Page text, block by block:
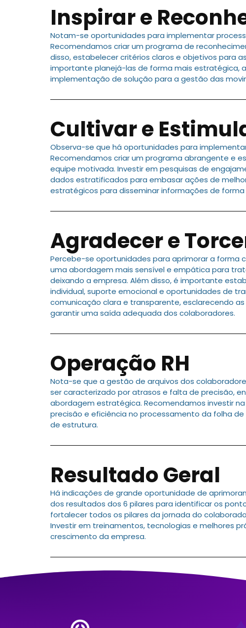
Inspirar e
Notam-se oportunidades para implementar
Recomendamos criar um programa de
disso, estabelecer critérios claros e objetivos para
importante planejá-las de forma mais estratégica,
implementação de solução para a gestão das
Cultivar e
Observa-se que há oportunidades para
Recomendamos criar um programa abrangente e
equipe motivada. Investir em pesquisas de
dados estratificados para embasar ações de
estratégicos para disseminar informações de
Agradecer e
Percebe-se oportunidades para aprimorar a forma
uma abordagem mais sensível e empática para
deixando a empresa. Além disso, é importante
individual, suporte emocional e oportunidades de
comunicação clara e transparente, esclarecendo
garantir uma saída adequada dos colaboradores.
Operação RH
Nota-se que a gestão de arquivos dos
ser caracterizado por atrasos e falta de precisão,
abordagem estratégica. Recomendamos investir
precisão e eficiência no processamento da folha
de estrutura.
Resultado Geral
Há indicações de grande oportunidade de
dos resultados dos 6 pilares para identificar os
fortalecer todos os pilares da jornada do
Investir em treinamentos, tecnologias e melhores
crescimento da empresa.